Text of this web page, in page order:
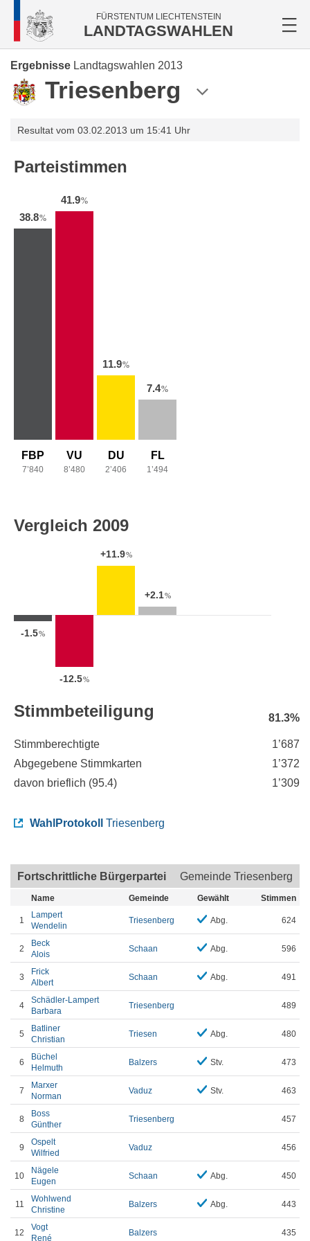
FÜRSTENTUM LIECHTENSTEIN
LANDTAGSWAHLEN
Ergebnisse Landtagswahlen 2013
Triesenberg
Resultat vom 03.02.2013 um 15:41 Uhr
Parteistimmen
38.8%
FBP
7’840
41.9%
VU
8’480
11.9%
DU
2’406
7.4%
FL
1’494
Vergleich 2009
-1.5%
-12.5%
+11.9%
+2.1%
Stimmbeteiligung 81.3%
Stimmberechtigte
1’687
Abgegebene Stimmkarten
1’372
davon brieflich (95.4) 1’309
WahlProtokoll Triesenberg
Fortschrittliche Bürgerpartei Gemeinde Triesenberg
Name Gemeinde Gewählt Stimmen
1
Lampert
Wendelin
Triesenberg Abg. 624
2
Beck
Alois
Schaan Abg. 596
3
Frick
Albert
Schaan Abg. 491
4
Schädler-Lampert
Barbara
Triesenberg 489
5
Batliner
Christian
Triesen Abg. 480
6
Büchel
Helmuth
Balzers Stv. 473
7
Marxer
Norman
Vaduz Stv. 463
8
Boss
Günther
Triesenberg 457
9
Ospelt
Wilfried
Vaduz 456
10
Nägele
Eugen
Schaan Abg. 450
11
Wohlwend
Christine
Balzers Abg. 443
12
Vogt
René
Balzers 435